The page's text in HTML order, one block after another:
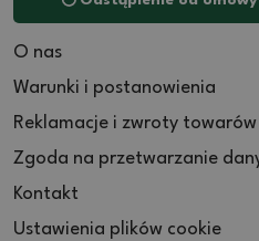
O nas
Warunki i postanowienia
Reklamacje i zwroty towarów
Zgoda na przetwarzanie
Kontakt
Ustawienia plików cookie